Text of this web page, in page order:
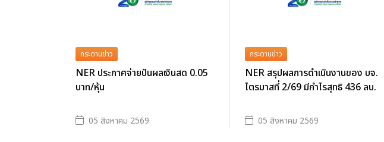
กระดานข่าว
NER ประกาศจ่ายปันผลเงินสด 0.05
บาท/หุ้น
05 สิงหาคม 2569
กระดานข่าว
NER สรุปผลการดำเนินงานของ บจ.
ไตรมาสที่ 2/69 มีกำไรสุทธิ 436 ลบ.
05 สิงหาคม 2569